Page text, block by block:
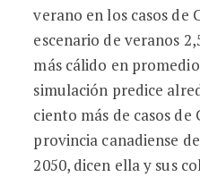
verano en los casos de
escenario de veranos
más cálido en
simulación predice
ciento más de casos
provincia canadiense
2050, dicen ella y sus